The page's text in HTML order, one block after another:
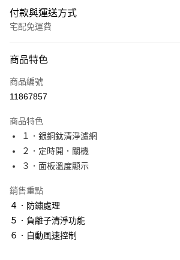
付款與運送方式
宅配免運費
全家線上支付
運送方式
本島宅配-活動商品
免運費
商品特色
商品編號
11867857
商品特色
１．銀銅鈦清淨濾網
２．定時開．關機
３．面板溫度顯示
銷售重點
４．防鏽處理
５．負離子清淨功能
６．自動風速控制